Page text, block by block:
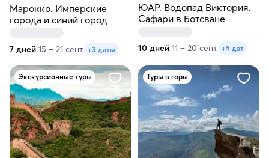
Марокко. Имперские
города и синий город
7 дней 15 – 21 сент. +3 даты
ЮАР. Водопад Виктория.
Сафари в Ботсване
10 дней 11 – 20 сент. +5 дат
Экскурсионные туры Туры в горы